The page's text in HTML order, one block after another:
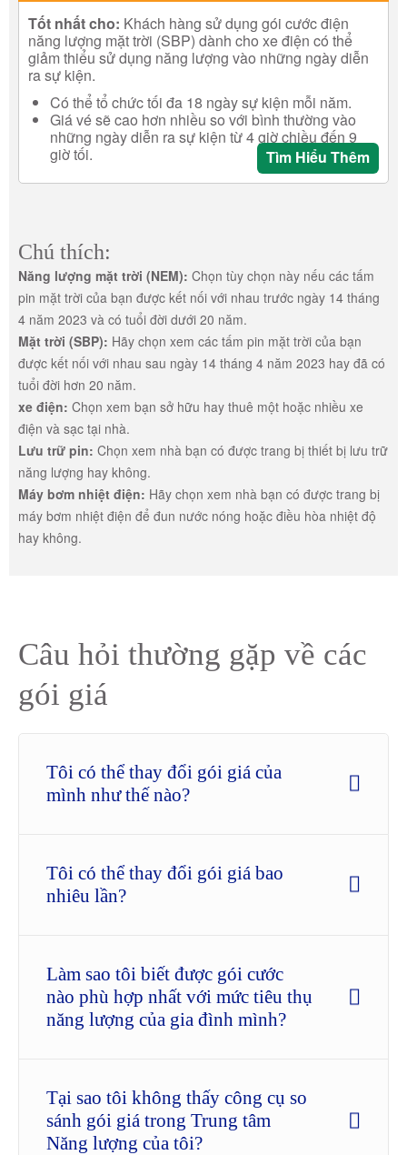
Tốt nhất cho: Khách hàng sử dụng gói cước điện
năng lượng mặt trời (SBP) dành cho xe điện có thể
giảm thiểu sử dụng năng lượng vào những ngày diễn
ra sự kiện.
Có thể tổ chức tối đa 18 ngày sự kiện mỗi năm.
Giá vé sẽ cao hơn nhiều so với bình thường vào
những ngày diễn ra sự kiện từ 4 giờ chiều đến 9
giờ tối.
Tìm Hiểu Thêm
Chú thích:
Năng lượng mặt trời (NEM): Chọn tùy chọn này nếu các tấm
pin mặt trời của bạn được kết nối với nhau trước ngày 14 tháng
4 năm 2023 và có tuổi đời dưới 20 năm.
Mặt trời (SBP): Hãy chọn xem các tấm pin mặt trời của bạn
được kết nối với nhau sau ngày 14 tháng 4 năm 2023 hay đã có
tuổi đời hơn 20 năm.
xe điện: Chọn xem bạn sở hữu hay thuê một hoặc nhiều xe
điện và sạc tại nhà.
Lưu trữ pin: Chọn xem nhà bạn có được trang bị thiết bị lưu trữ
năng lượng hay không.
Máy bơm nhiệt điện: Hãy chọn xem nhà bạn có được trang bị
máy bơm nhiệt điện để đun nước nóng hoặc điều hòa nhiệt độ
hay không.
Câu hỏi thường gặp về các
gói giá
Tôi có thể thay đổi gói giá của
mình như thế nào?
Tôi có thể thay đổi gói giá bao
nhiêu lần?
Làm sao tôi biết được gói cước
nào phù hợp nhất với mức tiêu thụ
năng lượng của gia đình mình?
Tại sao tôi không thấy công cụ so
sánh gói giá trong Trung tâm
Năng lượng của tôi?